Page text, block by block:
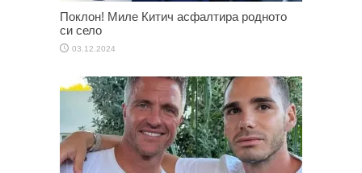
Поклон! Миле Китич асфалтира родното
си село
03.12.2024